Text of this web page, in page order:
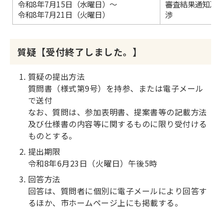
令和8年7月15日（水曜日）～
令和8年7月21日（火曜日）
審査結果通知及
渉
質疑【受付終了しました。】
質疑の提出方法
質問書（様式第9号）を持参、または電子メール
で送付
なお、質問は、参加表明書、提案書等の記載方法
及び仕様書の内容等に関するものに限り受付ける
ものとする。
提出期限
令和8年6月23日（火曜日）午後5時
回答方法
回答は、質問者に個別に電子メールにより回答す
るほか、市ホームページ上にも掲載する。